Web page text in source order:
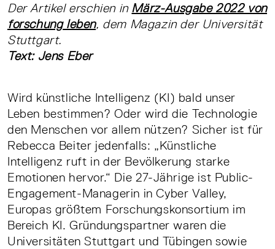
Der Artikel erschien in März-Ausgabe 2022 von
forschung leben, dem Magazin der Universität
Stuttgart.
Text: Jens Eber
Wird künstliche Intelligenz (KI) bald unser
Leben bestimmen? Oder wird die Technologie
den Menschen vor allem nützen? Sicher ist für
Rebecca Beiter jedenfalls: „Künstliche
Intelligenz ruft in der Bevölkerung starke
Emotionen hervor.“ Die 27­-Jährige ist Public­-
Engagement­-Managerin in Cyber Valley,
Europas größtem Forschungskonsortium im
Bereich KI. Gründungspartner waren die
Universitäten Stuttgart und Tübingen sowie